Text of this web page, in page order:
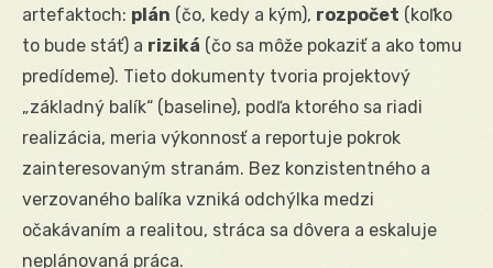
artefaktoch: plán (čo, kedy a kým), rozpočet (koľko
to bude stáť) a riziká (čo sa môže pokaziť a ako tomu
predídeme). Tieto dokumenty tvoria projektový
„základný balík“ (baseline), podľa ktorého sa riadi
realizácia, meria výkonnosť a reportuje pokrok
zainteresovaným stranám. Bez konzistentného a
verzovaného balíka vzniká odchýlka medzi
očakávaním a realitou, stráca sa dôvera a eskaluje
neplánovaná práca.